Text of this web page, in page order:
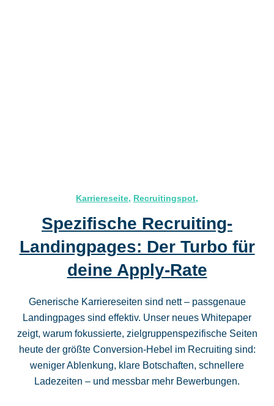
Karriereseite, Recruitingspot,
Spezifische Recruiting-
Landingpages: Der Turbo für
deine Apply-Rate
Generische Karriereseiten sind nett – passgenaue
Landingpages sind effektiv. Unser neues Whitepaper
zeigt, warum fokussierte, zielgruppenspezifische Seiten
heute der größte Conversion‑Hebel im Recruiting sind:
weniger Ablenkung, klare Botschaften, schnellere
Ladezeiten – und messbar mehr Bewerbungen.